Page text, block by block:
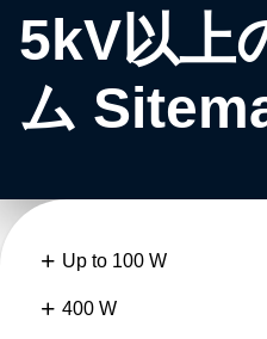
5kV以上
ム
Up to 100 W
400 W